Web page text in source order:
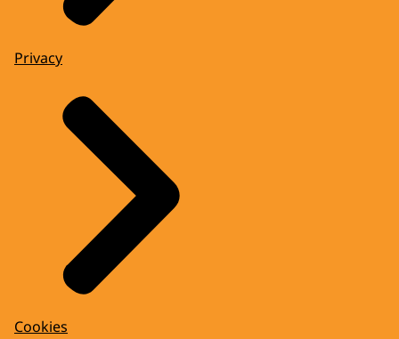
Privacy
Cookies